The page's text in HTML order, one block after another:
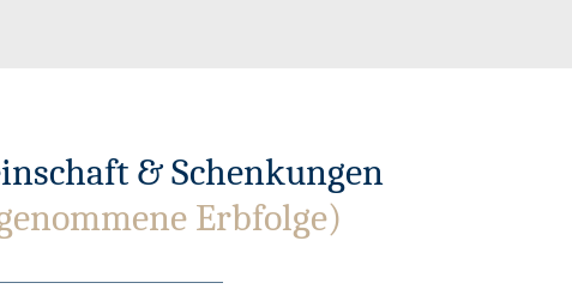
& Schenkungen
Erbfolge)